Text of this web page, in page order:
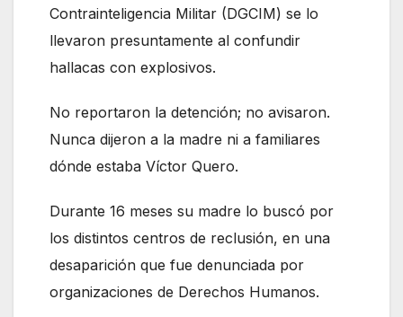
Contrainteligencia Militar (DGCIM) se lo
llevaron presuntamente al confundir
hallacas con explosivos.
No reportaron la detención; no avisaron.
Nunca dijeron a la madre ni a familiares
dónde estaba Víctor Quero.
Durante 16 meses su madre lo buscó por
los distintos centros de reclusión, en una
desaparición que fue denunciada por
organizaciones de Derechos Humanos.